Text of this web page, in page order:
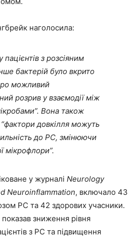
наголосила:
з розсіяним
бактерій було вкрито
можливий
розрив у взаємодії між
Вона також
довкілля можуть
до РС, змінюючи
мікрофлори”.
у журналі Neurology
Neuroinflammation, включало 43
РС та 42 здорових учасники.
зниження рівня
з РС та підвищення